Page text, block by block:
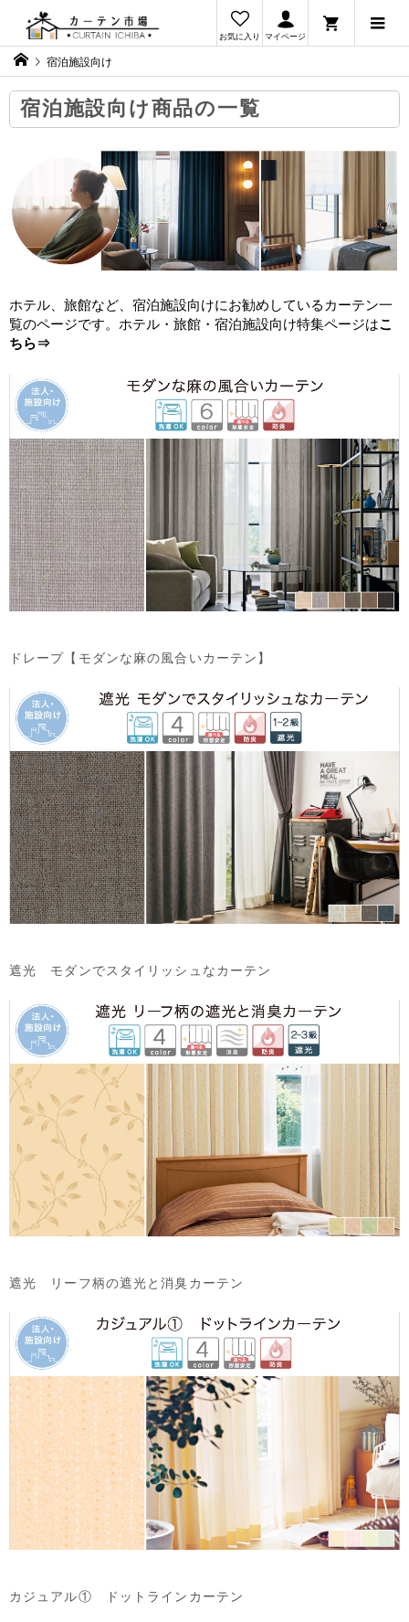
お気に入り マイページ
宿泊施設向け
宿泊施設向け商品の一覧
ホテル、旅館など、宿泊施設向けにお勧めしているカーテン一
覧のページです。ホテル・旅館・宿泊施設向け特集ページはこ
ちら⇒
ドレープ【モダンな麻の風合いカーテン】
遮光 モダンでスタイリッシュなカーテン
遮光 リーフ柄の遮光と消臭カーテン
カジュアル① ドットラインカーテン